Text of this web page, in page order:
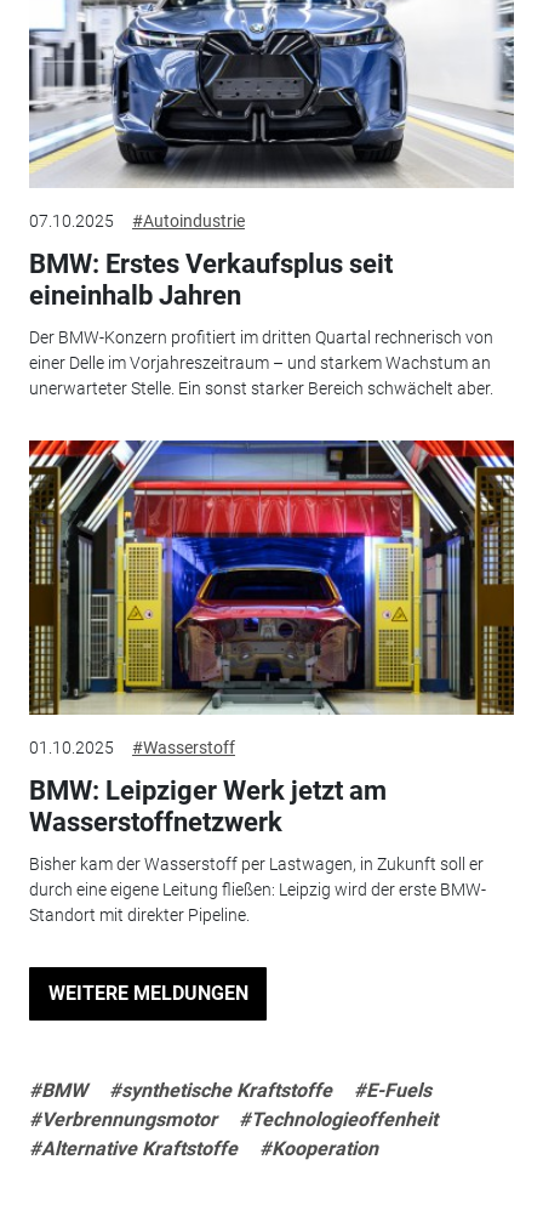
07.10.2025 #Autoindustrie
BMW: Erstes Verkaufsplus seit
eineinhalb Jahren
Der BMW-Konzern profitiert im dritten Quartal rechnerisch von
einer Delle im Vorjahreszeitraum – und starkem Wachstum an
unerwarteter Stelle. Ein sonst starker Bereich schwächelt aber.
01.10.2025 #Wasserstoff
BMW: Leipziger Werk jetzt am
Wasserstoffnetzwerk
Bisher kam der Wasserstoff per Lastwagen, in Zukunft soll er
durch eine eigene Leitung fließen: Leipzig wird der erste BMW-
Standort mit direkter Pipeline.
WEITERE MELDUNGEN
#BMW #synthetische Kraftstoffe
#E-Fuels
#Verbrennungsmotor
#Technologieoffenheit
#Alternative Kraftstoffe
#Kooperation